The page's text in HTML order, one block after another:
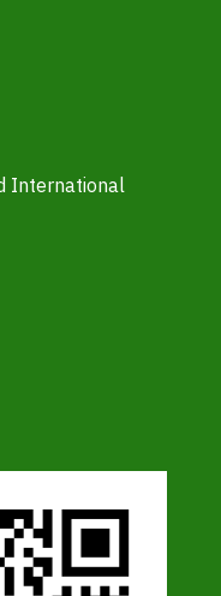
International